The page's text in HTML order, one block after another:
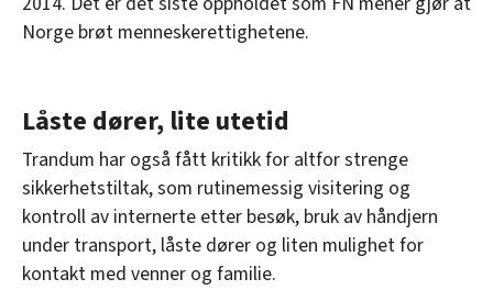
Norge brøt menneskerettighetene.
Låste dører, lite utetid
Trandum har også fått kritikk for altfor strenge
sikkerhetstiltak, som rutinemessig visitering og
kontroll av internerte etter besøk, bruk av håndjern
under transport, låste dører og liten mulighet for
kontakt med venner og familie.